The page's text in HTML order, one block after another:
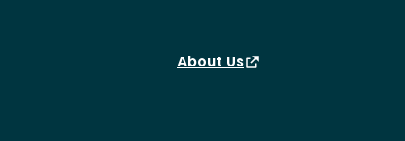
About Us